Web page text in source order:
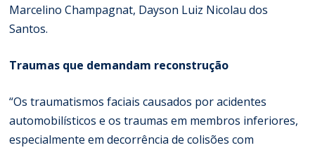
Marcelino Champagnat, Dayson Luiz Nicolau dos
Santos.
Traumas que demandam reconstrução
“Os traumatismos faciais causados por acidentes
automobilísticos e os traumas em membros inferiores,
especialmente em decorrência de colisões com